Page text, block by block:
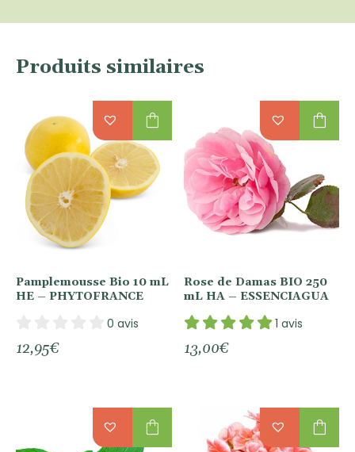
Produits similaires
Pamplemousse Bio 10 mL
HE – PHYTOFRANCE
0 avis
12,95€
shopping_bag
Rose de Damas BIO 250
mL HA – ESSENCIAGUA
1 avis
13,00€
shopping_bag
shopping_bag shopping_bag